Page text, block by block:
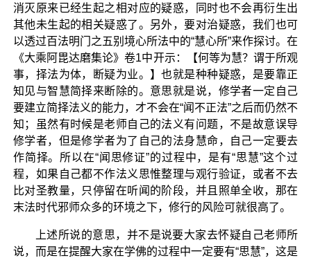
消灭原来已经生起之相对应的疑惑，同时也不会再衍生出
其他未生起的相关疑惑了。另外，要对治疑惑，我们也可
以透过百法明门之五别境心所法中的“慧心所”来作探讨。在
《大乘阿毘达磨集论》卷1中开示：【何等为慧？谓于所观
事，择法为体，断疑为业。】也就是种种疑惑，是要靠正
知见与智慧简择来断除的。意思就是说，修学者一定自己
要建立简择法义的能力，才不会在“闻不正法”之后而仍然不
知；虽然有时候是老师自己的法义有问题，不是故意误导
修学者，但是修学者为了自己的法身慧命，自己一定要去
作简择。所以在“闻思修证”的过程中，是有“思慧”这个过
程，如果自己都不作法义思惟整理与观行验证，或者不去
比对圣教量，只停留在听闻的阶段，并且照单全收，那在
末法时代邪师众多的环境之下，修行的风险可就很高了。
上述所说的意思，并不是说要大家去怀疑自己老师所
说，而是在提醒大家在学佛的过程中一定要有“思慧”，这是